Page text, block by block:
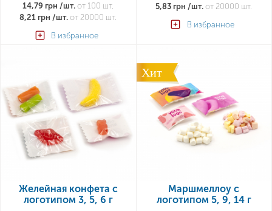
14,79 грн /шт. от 100 шт.
8,21 грн /шт. от 20000 шт.
В избранное
5,83 грн /шт. от 20000 шт.
В избранное
Желейная конфета с
логотипом 3, 5, 6 г
Хит
Маршмеллоу с
логотипом 5, 9, 14 г